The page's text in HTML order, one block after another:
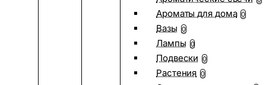
Ароматы для дома 0
Вазы 0
Лампы 0
Подвески 0
Растения 0